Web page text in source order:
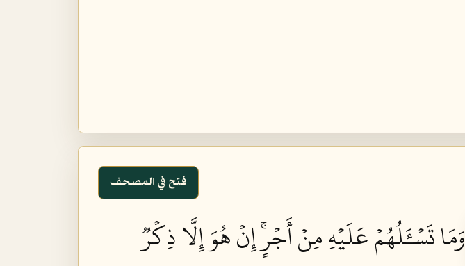
فتح في المصحف
وَمَا تَسۡـَٔلُهُمۡ عَلَيۡهِ مِنۡ أَجۡرٍۚ إِنۡ هُوَ إِلَّا ذِكۡرٞ